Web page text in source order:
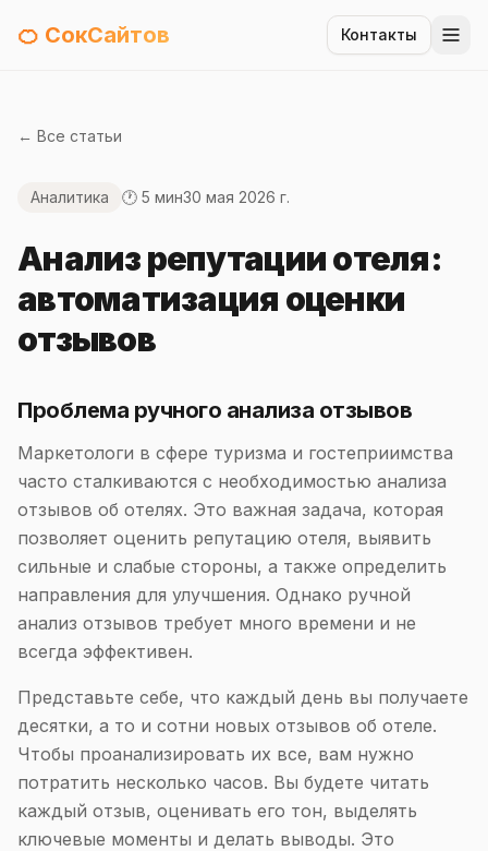
🍊 СокСайтов Контакты
← Все статьи
Аналитика 🕐 5 мин30 мая 2026 г.
Анализ репутации отеля:
автоматизация оценки
отзывов
Проблема ручного анализа отзывов
Маркетологи в сфере туризма и гостеприимства
часто сталкиваются с необходимостью анализа
отзывов об отелях. Это важная задача, которая
позволяет оценить репутацию отеля, выявить
сильные и слабые стороны, а также определить
направления для улучшения. Однако ручной
анализ отзывов требует много времени и не
всегда эффективен.
Представьте себе, что каждый день вы получаете
десятки, а то и сотни новых отзывов об отеле.
Чтобы проанализировать их все, вам нужно
потратить несколько часов. Вы будете читать
каждый отзыв, оценивать его тон, выделять
ключевые моменты и делать выводы. Это